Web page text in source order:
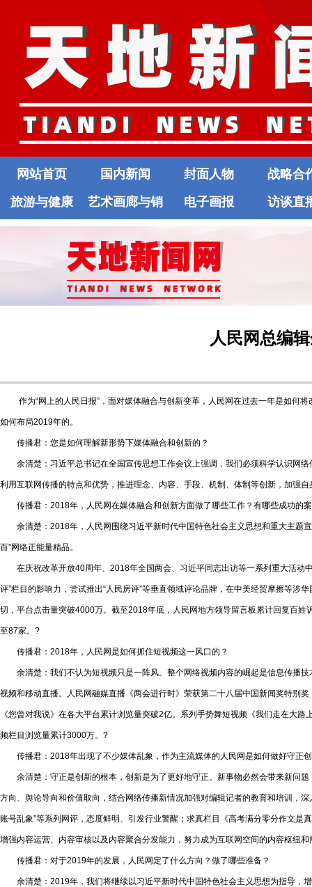
网站首页 国内新闻 封面人物
战略合
旅游与健康
艺术画廊与销
售
电子画报 访谈直
人民网总编
作为“网上的人民日报”，面对媒体融合与创新变革，人民网在过去一年是如何将
如何布局2019年的。
传播君：您是如何理解新形势下媒体融合和创新的？
余清楚：习近平总书记在全国宣传思想工作会议上强调，我们必须科学认识网络
利用互联网传播的特点和优势，推进理念、内容、手段、机制、体制等创新，加强
传播君：2018年，人民网在媒体融合和创新方面做了哪些工作？有哪些成功的
余清楚：2018年，人民网围绕习近平新时代中国特色社会主义思想和重大主题宣
百”网络正能量精品。
在庆祝改革开放40周年、2018年全国两会、习近平同志出访等一系列重大活动中
评”栏目的影响力，尝试推出“人民房评”等垂直领域评论品牌，在中美经贸摩擦等
切，平台点击量突破4000万。截至2018年底，人民网地方领导留言板累计回复百
至87家。?
传播君：2018年，人民网是如何抓住短视频这一风口的？
余清楚：我们不认为短视频只是一阵风。整个网络视频内容的崛起是信息传播技
视频和移动直播。人民网融媒直播《两会进行时》荣获第二十八届中国新闻奖特别
《您曾对我说》在各大平台累计浏览量突破2亿。系列手势舞短视频《我们走在大
频栏目浏览量累计3000万。?
传播君：2018年出现了不少媒体乱象，作为主流媒体的人民网是如何做好守正
余清楚：守正是创新的根本，创新是为了更好地守正。新事物必然会带来新问题
方向、舆论导向和价值取向，结合网络传播新情况加强对编辑记者的教育和培训，
账号乱象”等系列网评，态度鲜明、引发行业警醒；求真栏目《高考满分零分作文
增强内容运营、内容审核以及内容聚合分发能力，努力成为互联网空间的内容枢纽和
传播君：对于2019年的发展，人民网定了什么方向？做了哪些准备？
余清楚：2019年，我们将继续以习近平新时代中国特色社会主义思想为指导，增